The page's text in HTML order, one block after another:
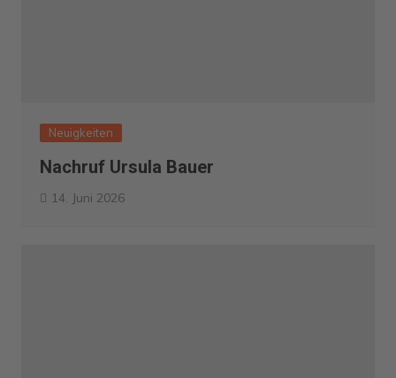
Neuigkeiten
Nachruf Ursula Bauer
14. Juni 2026